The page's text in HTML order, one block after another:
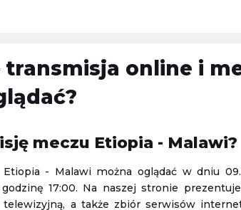
Polska 3. Liga
Polska 3. Liga
08.08.2026 14:00
transmisja online i
meczu Etiopia - Malawi?
- Malawi można oglądać w dniu
17:00. Na naszej stronie
telewizyjną, a także zbiór serwisów